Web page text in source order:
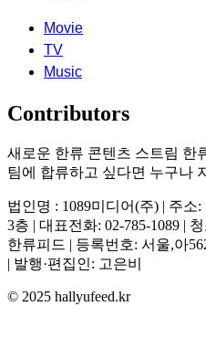
Movie
TV
Music
Contributors
새로운 한류 콘텐츠 스트림 한
팀에 합류하고 싶다면 누구나
법인명 : 1089미디어(주) | 주
3층 | 대표전화: 02-785-1089 |
한류피드 | 등록번호: 서울,아
| 발행·편집인: 고은비
© 2025 hallyufeed.kr